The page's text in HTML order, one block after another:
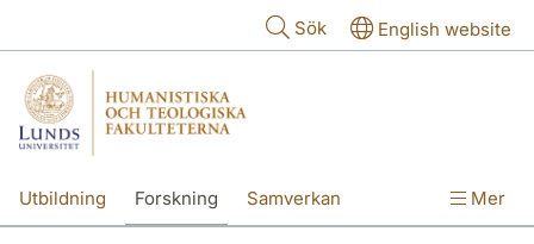
Sök English website
Utbildning Forskning Samverkan Mer